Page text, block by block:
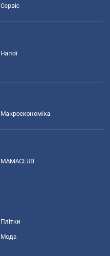
Сервіс
Напої
Макроекономіка
MAMACLUB
Плітки
Мода